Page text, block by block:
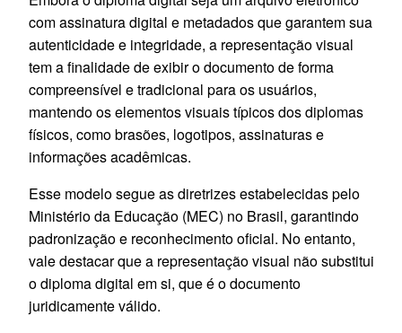
com assinatura digital e metadados que garantem sua
autenticidade e integridade, a representação visual
tem a finalidade de exibir o documento de forma
compreensível e tradicional para os usuários,
mantendo os elementos visuais típicos dos diplomas
físicos, como brasões, logotipos, assinaturas e
informações acadêmicas.
Esse modelo segue as diretrizes estabelecidas pelo
Ministério da Educação (MEC) no Brasil, garantindo
padronização e reconhecimento oficial. No entanto,
vale destacar que a representação visual não substitui
o diploma digital em si, que é o documento
juridicamente válido.